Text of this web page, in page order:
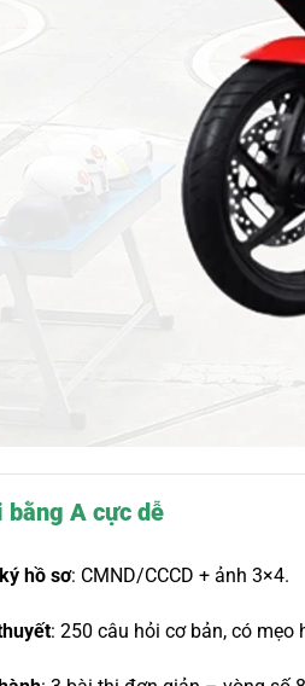
A cực dễ
hồ sơ: CMND/CCCD + ảnh 3×4.
: 250 câu hỏi cơ bản, có mẹo